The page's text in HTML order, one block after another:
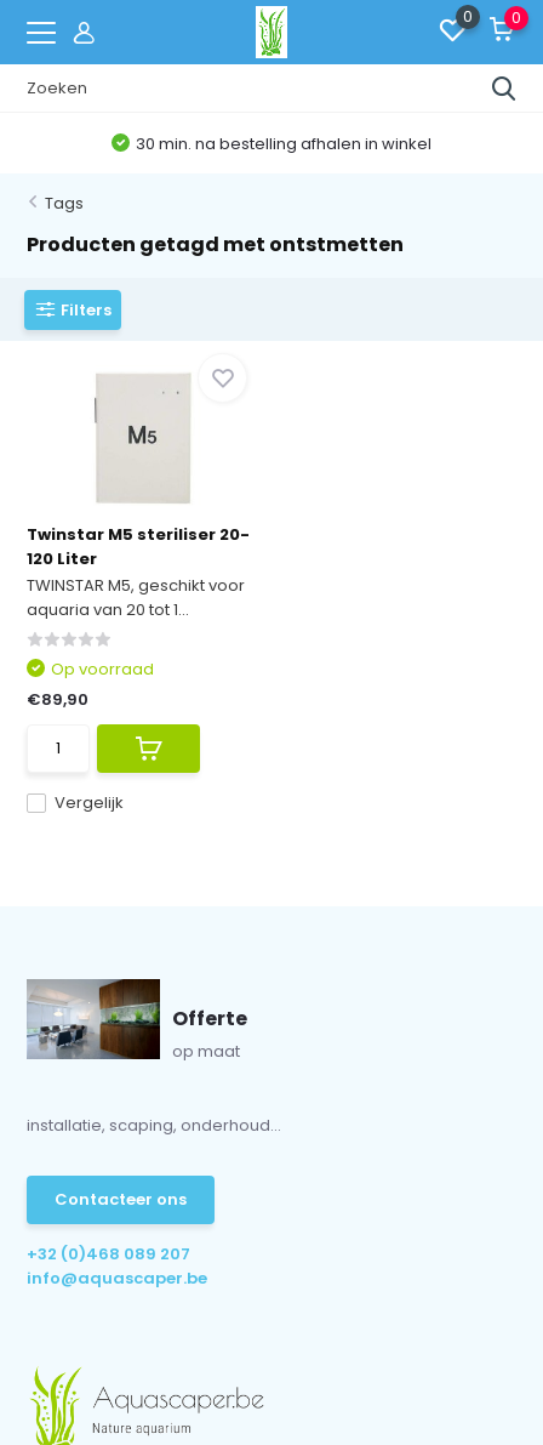
0 0
30 min. na bestelling afhalen in winkel
Tags
Producten getagd met ontstmetten
Filters
Twinstar M5 steriliser 20-
120 Liter
TWINSTAR M5, geschikt voor
aquaria van 20 tot 1...
Vergelijk
Op voorraad
€89,90
Offerte
op maat
installatie, scaping, onderhoud...
Contacteer ons
+32 (0)468 089 207
info@aquascaper.be